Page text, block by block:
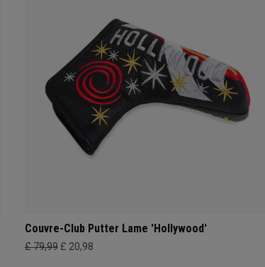
Couvre-Club Putter Lame 'Hollywood'
£ 79,99 £ 20,98